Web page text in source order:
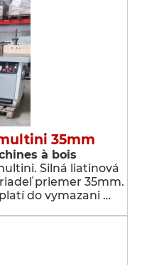
35mm
à bois
Silná liatinová
priemer 35mm.
do vymazani …